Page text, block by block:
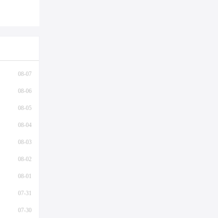
08-07
08-06
08-05
08-04
08-03
08-02
08-01
07-31
07-30